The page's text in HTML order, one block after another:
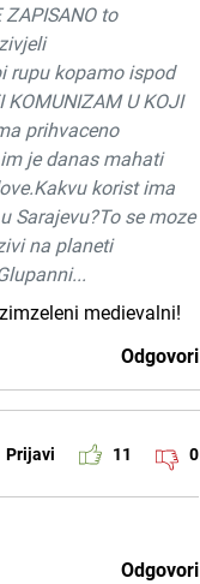
to
rupu kopamo ispod
U KOJI
prihvaceno
je danas mahati
korist ima
Sarajevu?To se moze
na planeti
medievalni!
Odgovori
Prijavi 11 0
Odgovori